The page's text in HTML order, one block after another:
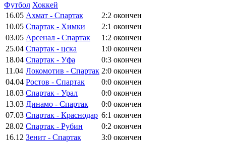
Футбол Хоккей
16.05 Ахмат - Спартак 2:2 окончен
10.05 Спартак - Химки 2:1 окончен
03.05 Арсенал - Спартак 1:2 окончен
25.04 Спартак - цска 1:0 окончен
18.04 Спартак - Уфа 0:3 окончен
11.04 Локомотив - Спартак 2:0 окончен
04.04 Ростов - Спартак 0:0 окончен
18.03 Спартак - Урал 0:0 окончен
13.03 Динамо - Спартак 0:0 окончен
07.03 Спартак - Краснодар 6:1 окончен
28.02 Спартак - Рубин 0:2 окончен
16.12 Зенит - Спартак 3:0 окончен